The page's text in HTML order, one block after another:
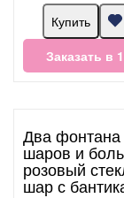
Купить
Заказать в
Два фонтана
шаров и
розовый
шар с